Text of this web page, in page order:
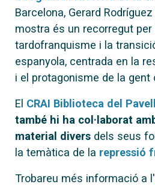
Barcelona, Gerard
mostra és un recorregut
tardofranquisme i la
espanyola, centrada en la
i el protagonisme de la gent
El CRAI Biblioteca del
també hi ha col·laborat
material divers dels seus
la temàtica de la repressió
Trobareu més informació a l'